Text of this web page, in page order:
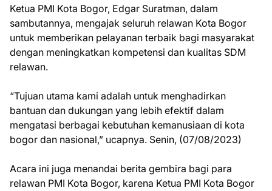
Ketua PMI Kota Bogor, Edgar Suratman, dalam
sambutannya, mengajak seluruh relawan Kota Bogor
untuk memberikan pelayanan terbaik bagi masyarakat
dengan meningkatkan kompetensi dan kualitas SDM
relawan.
“Tujuan utama kami adalah untuk menghadirkan
bantuan dan dukungan yang lebih efektif dalam
mengatasi berbagai kebutuhan kemanusiaan di kota
bogor dan nasional,” ucapnya. Senin, (07/08/2023)
Acara ini juga menandai berita gembira bagi para
relawan PMI Kota Bogor, karena Ketua PMI Kota Bogor